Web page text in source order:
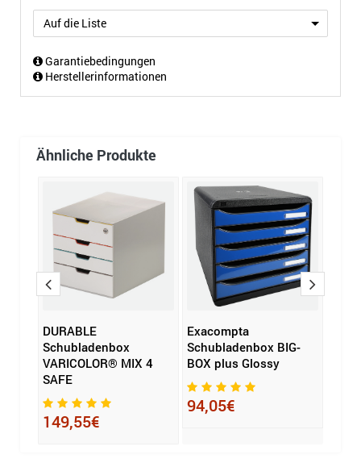
Auf die Liste
Garantiebedingungen
Herstellerinformationen
Ähnliche Produkte
DURABLE
Schubladenbox
VARICOLOR® MIX 4
SAFE
149,55€
Exacompta
Schubladenbox BIG-
BOX plus Glossy
94,05€